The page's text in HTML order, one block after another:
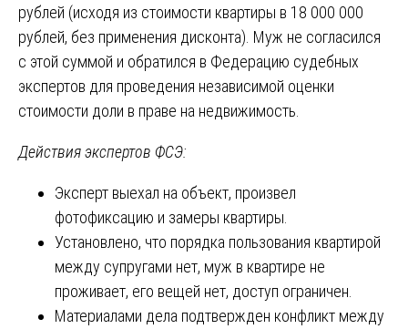
рублей (исходя из стоимости квартиры в 18 000 000
рублей, без применения дисконта). Муж не согласился
с этой суммой и обратился в Федерацию судебных
экспертов для проведения независимой оценки
стоимости доли в праве на недвижимость.
Действия экспертов ФСЭ:
Эксперт выехал на объект, произвел
фотофиксацию и замеры квартиры.
Установлено, что порядка пользования квартирой
между супругами нет, муж в квартире не
проживает, его вещей нет, доступ ограничен.
Материалами дела подтвержден конфликт между